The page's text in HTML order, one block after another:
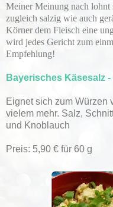
Meiner Meinung nach lohnt
zugleich salzig wie auch
Körner dem Fleisch eine
wird jedes Gericht zum
Empfehlung!
Bayerisches Käsesalz -
Eignet sich zum Würzen
vielem mehr. Salz,
und Knoblauch
Preis: 5,90 € für 60 g